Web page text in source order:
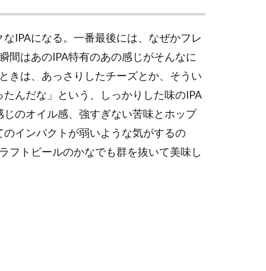
IPAになる。一番最後には、なぜかフレ
間はあのIPA特有のあの感じがそんなに
きは、あっさりしたチーズとか、そうい
んだな」という、しっかりした味のIPA
のオイル感、強すぎない苦味とホップ
インパクトが弱いような気がするの
フトビールのかなでも群を抜いて美味し